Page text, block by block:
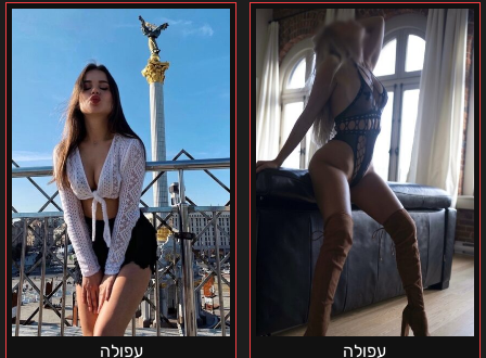
עפולה
פאינה
נערה
אוקראינית
ישראלית
מפנקת
–
קריות
והסביבה
עפולה
קריות-רוזי